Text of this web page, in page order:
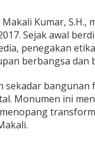
Kumar, S.H.,
Sejak awal
penegakan
berbangsa dan
sekadar
Monumen ini